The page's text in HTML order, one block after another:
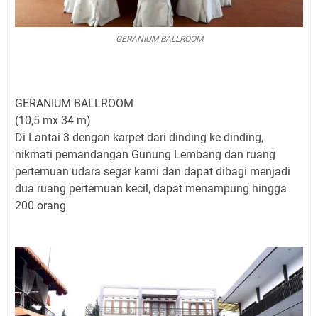
GERANIUM BALLROOM
GERANIUM BALLROOM
(10,5 mx 34 m)
Di Lantai 3 dengan karpet dari dinding ke dinding,
nikmati pemandangan Gunung Lembang dan ruang
pertemuan udara segar kami dan dapat dibagi menjadi
dua ruang pertemuan kecil, dapat menampung hingga
200 orang